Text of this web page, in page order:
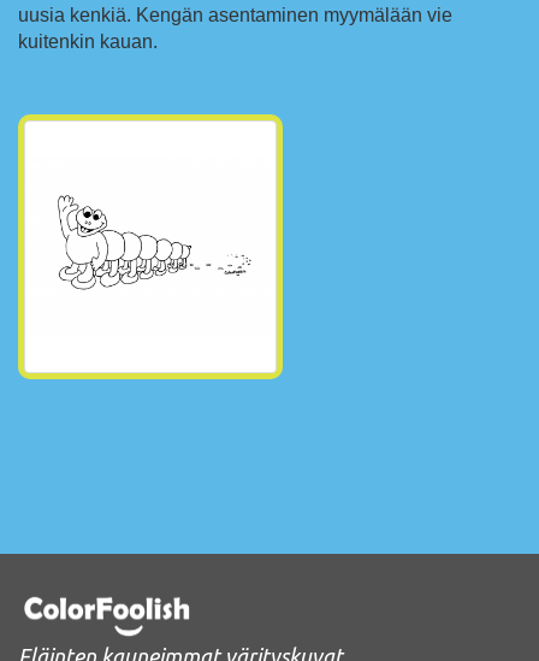
uusia kenkiä. Kengän asentaminen myymälään vie
kuitenkin kauan.
Eläinten kauneimmat värityskuvat